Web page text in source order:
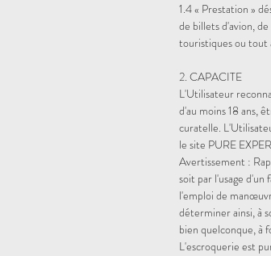
1.4 « Prestation »
de billets d'avion,
touristiques ou tout
2. CAPACITE
L'Utilisateur
d'au moins 18 ans,
curatelle.
le site PURE
Avertissement :
soit par l'usage d'un
l'emploi de
déterminer ainsi, à
bien quelconque, à
L'escroquerie est